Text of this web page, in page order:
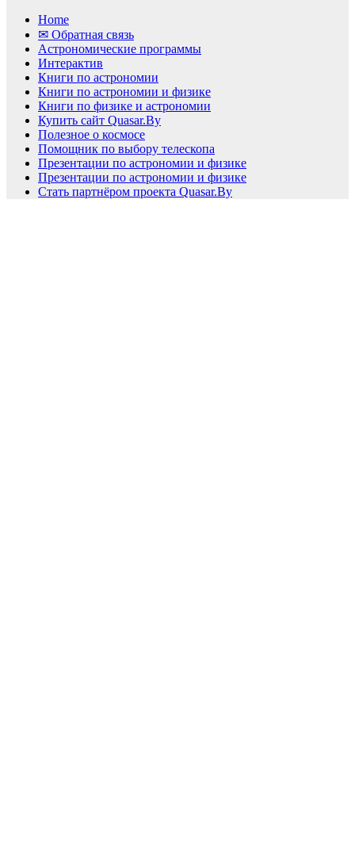
Home
✉ Обратная связь
Астрономические программы
Интерактив
Книги по астрономии
Книги по астрономии и физике
Книги по физике и астрономии
Купить сайт Quasar.By
Полезное о космосе
Помощник по выбору телескопа
Презентации по астрономии и физике
Презентации по астрономии и физике
Стать партнёром проекта Quasar.By